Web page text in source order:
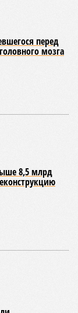
период
насчитывалось
в первой
по
года на 945
в
не было
а в
с 39 до
округах.